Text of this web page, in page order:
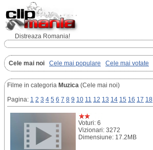
Distreaza Romania!
Cele mai noi Cele mai populare Cele mai votate
Filme in categoria Muzica (Cele mai noi)
Pagina: 1 2 3 4 5 6 7 8 9 10 11 12 13 14 15 16 17 18
Voturi: 6
Vizionari: 3272
Dimensiune: 17.2MB